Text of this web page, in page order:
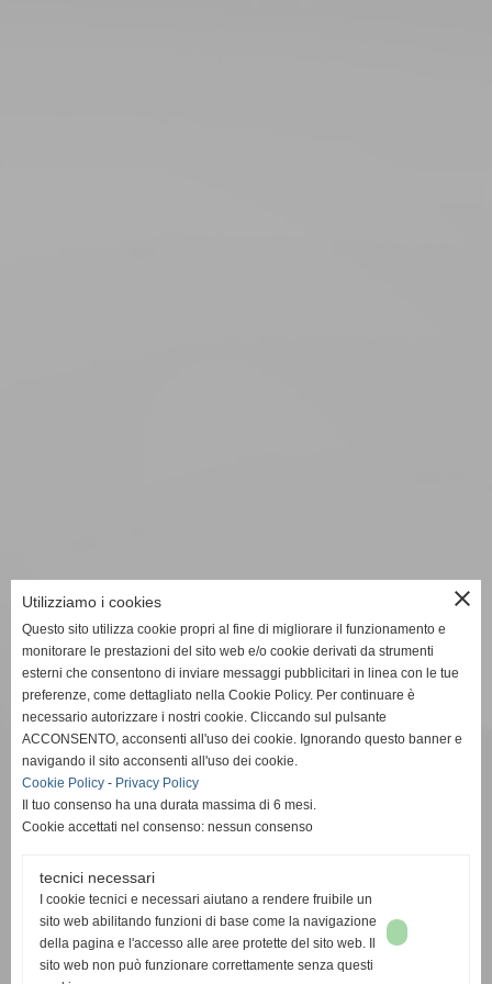
Pinball s.r.l.
Via Vittorio De Sica, 9/A - Ragusa (RG)
Email:info@pinballsrl.it
P. IVA: 01373070885
close
Utilizziamo i cookies
Questo sito utilizza cookie propri al fine di migliorare il funzionamento e
monitorare le prestazioni del sito web e/o cookie derivati da strumenti
esterni che consentono di inviare messaggi pubblicitari in linea con le tue
preferenze, come dettagliato nella Cookie Policy. Per continuare è
necessario autorizzare i nostri cookie. Cliccando sul pulsante
ACCONSENTO, acconsenti all'uso dei cookie. Ignorando questo banner e
navigando il sito acconsenti all'uso dei cookie.
Cookie Policy - Privacy Policy
Il tuo consenso ha una durata massima di 6 mesi.
Cookie accettati nel consenso: nessun consenso
tecnici necessari
I cookie tecnici e necessari aiutano a rendere fruibile un
sito web abilitando funzioni di base come la navigazione
della pagina e l'accesso alle aree protette del sito web. Il
sito web non può funzionare correttamente senza questi